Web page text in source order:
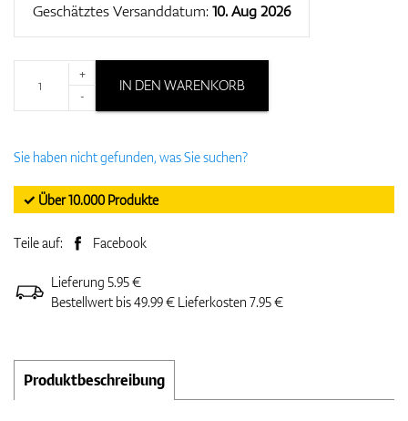
Geschätztes Versanddatum:10. Aug 2026
+
-
IN DEN WARENKORB
Sie haben nicht gefunden, was Sie suchen?
✓ Über 10.000 Produkte
Teile auf: Facebook
Lieferung 5.95 €
Bestellwert bis 49.99 € Lieferkosten 7.95 €
Produktbeschreibung